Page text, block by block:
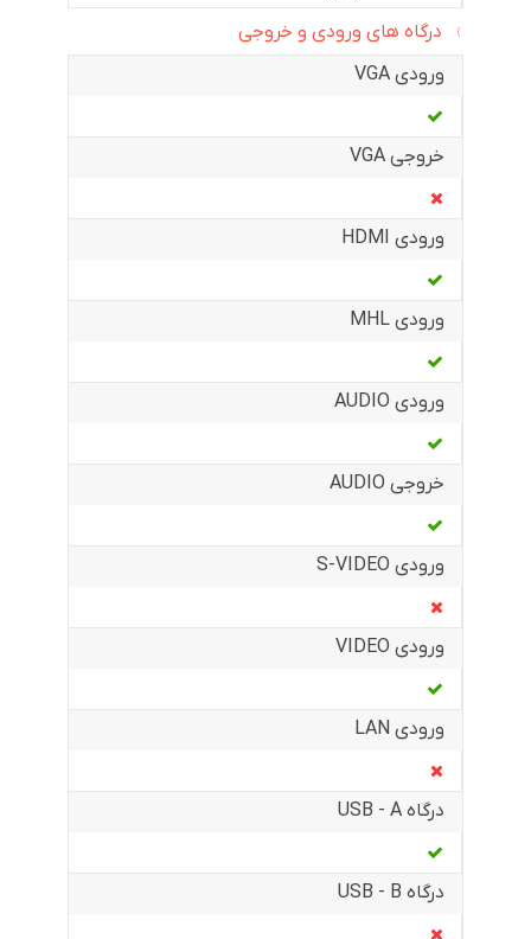
درگاه های ورودی و خروجی
ورودی VGA
خروجی VGA
ورودی HDMI
ورودی MHL
ورودی AUDIO
خروجی AUDIO
ورودی S-VIDEO
ورودی VIDEO
ورودی LAN
درگاه USB - A
درگاه USB - B